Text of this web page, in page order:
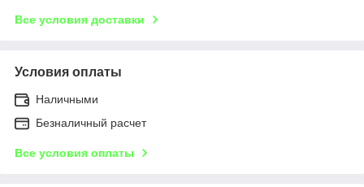
Все условия доставки
Условия оплаты
Наличными
Безналичный расчет
Все условия оплаты